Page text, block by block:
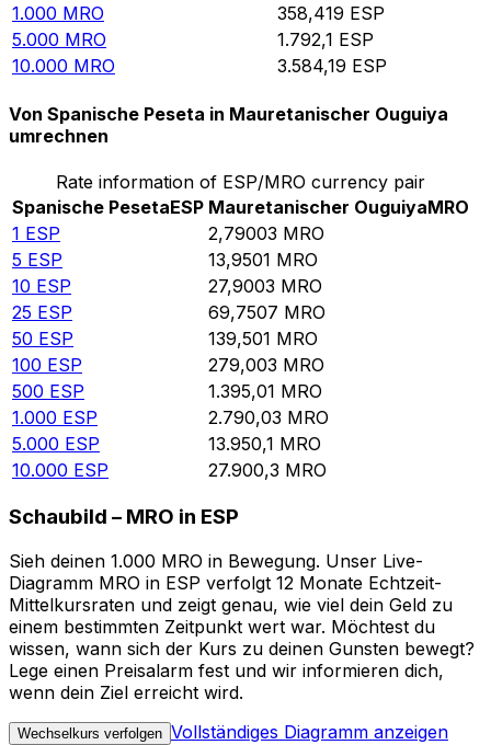
1.000 MRO 358,419 ESP
5.000 MRO 1.792,1 ESP
10.000 MRO 3.584,19 ESP
Von Spanische Peseta in Mauretanischer Ouguiya
umrechnen
Rate information of ESP/MRO currency pair
Spanische PesetaESP Mauretanischer OuguiyaMRO
1 ESP 2,79003 MRO
5 ESP 13,9501 MRO
10 ESP 27,9003 MRO
25 ESP 69,7507 MRO
50 ESP 139,501 MRO
100 ESP 279,003 MRO
500 ESP 1.395,01 MRO
1.000 ESP 2.790,03 MRO
5.000 ESP 13.950,1 MRO
10.000 ESP 27.900,3 MRO
Schaubild – MRO in ESP
Sieh deinen 1.000 MRO in Bewegung. Unser Live-
Diagramm MRO in ESP verfolgt 12 Monate Echtzeit-
Mittelkursraten und zeigt genau, wie viel dein Geld zu
einem bestimmten Zeitpunkt wert war. Möchtest du
wissen, wann sich der Kurs zu deinen Gunsten bewegt?
Lege einen Preisalarm fest und wir informieren dich,
wenn dein Ziel erreicht wird.
Wechselkurs verfolgen Vollständiges Diagramm anzeigen